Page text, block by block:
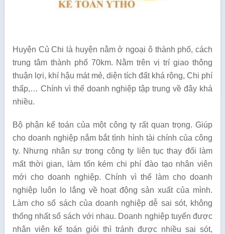
Huyện Củ Chi là huyện nằm ở ngoại ô thành phố, cách
trung tâm thành phố 70km. Nằm trên vị trí giao thông
thuận lợi, khí hậu mát mẻ, diện tích đất khá rộng, Chi phí
thấp,… Chính vì thế doanh nghiệp tập trung về đây khá
nhiều.
Bộ phận kế toán của một công ty rất quan trọng. Giúp
cho doanh nghiệp nắm bắt tình hình tài chính của công
ty. Nhưng nhân sự trong công ty liên tục thay đổi làm
mất thời gian, làm tốn kém chi phí đào tạo nhân viên
mới cho doanh nghiệp. Chính vì thế làm cho doanh
nghiệp luôn lo lắng về hoạt động sản xuất của mình.
Làm cho sổ sách của doanh nghiệp dễ sai sót, không
thống nhất sổ sách với nhau. Doanh nghiệp tuyển được
nhân viên kế toán giỏi thì tránh được nhiều sai sót,